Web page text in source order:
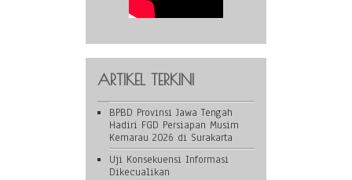
ARTIKEL TERKINI
BPBD Provinsi Jawa Tengah
Hadiri FGD Persiapan Musim
Kemarau 2026 di Surakarta
Uji Konsekuensi Informasi
Dikecualikan